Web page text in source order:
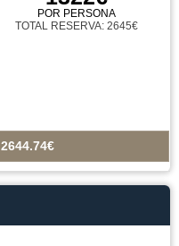
POR PERSONA
TOTAL RESERVA: 2645€
2644.74€